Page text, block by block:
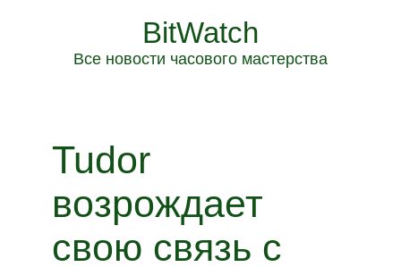
BitWatch
Все новости часового мастерства
Tudor
возрождает
свою связь с